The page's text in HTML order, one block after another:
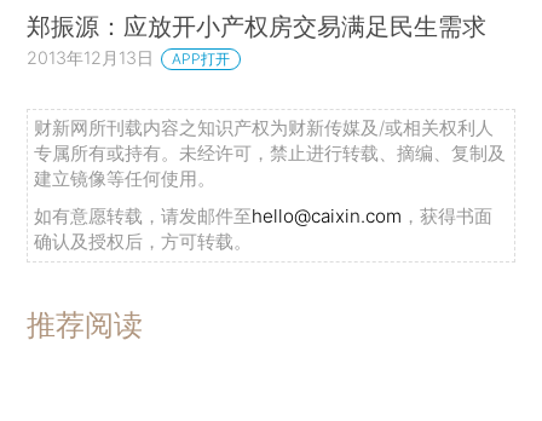
郑振源：应放开小产权房交易满足民生需求
2013年12月13日 APP打开
财新网所刊载内容之知识产权为财新传媒及/或相关权利人
专属所有或持有。未经许可，禁止进行转载、摘编、复制及
建立镜像等任何使用。
如有意愿转载，请发邮件至hello@caixin.com ，获得书面
确认及授权后，方可转载。
推荐阅读